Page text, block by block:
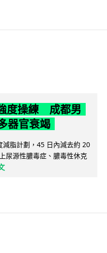
度操練 成都男
器官衰竭
脂計劃，45 日內減去約 20
尿源性膿毒症、膿毒性休克